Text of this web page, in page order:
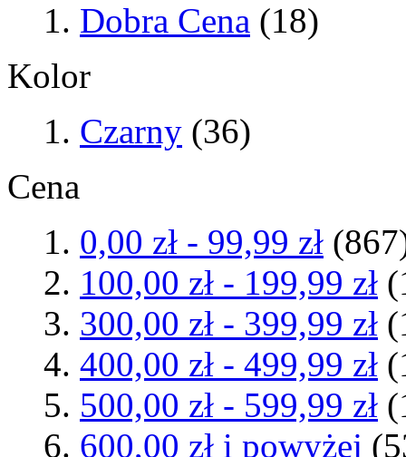
Dobra Cena (18)
Kolor
Czarny (36)
Cena
0,00 zł - 99,99 zł
100,00 zł - 199,99 zł
300,00 zł - 399,99 zł
400,00 zł - 499,99 zł
500,00 zł - 599,99 zł
600,00 zł i powyżej